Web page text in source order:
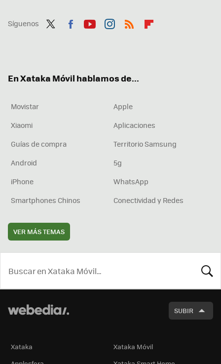
Síguenos
En Xataka Móvil hablamos de...
Movistar
Apple
Xiaomi
Aplicaciones
Guías de compra
Territorio Samsung
Android
5g
iPhone
WhatsApp
Smartphones Chinos
Conectividad y Redes
VER MÁS TEMAS
SUBIR
Xataka
Xataka Móvil